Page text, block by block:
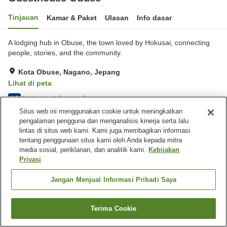
Tinjauan Kamar & Paket Ulasan Info dasar
A lodging hub in Obuse, the town loved by Hokusai, connecting
people, stories, and the community.
Kota Obuse, Nagano, Jepang
Lihat di peta
4.3 Hebat Ulasan:8
Fasilitas properti
Tempat parkir
Beranda Jepang Nagano Kota Obuse Guesthouse Obuse
Cari kamar
Situs web ini menggunakan cookie untuk meningkatkan
pengalaman pengguna dan menganalisis kinerja serta lalu
lintas di situs web kami. Kami juga membagikan informasi
tentang penggunaan situs kami oleh Anda kepada mitra
media sosial, periklanan, dan analitik kami. Kebijakan
Privasi
Jangan Menjual Informasi Pribadi Saya
Terima Cookie